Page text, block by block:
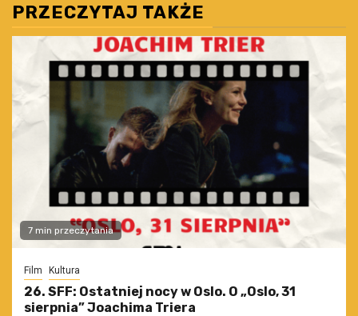
PRZECZYTAJ TAKŻE
7 min przeczytania
Film Kultura
26. SFF: Ostatniej nocy w Oslo. O „Oslo, 31
sierpnia” Joachima Triera